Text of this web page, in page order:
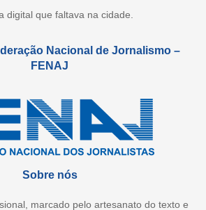
digital que faltava na cidade.
Nacional de Jornalismo –
FENAJ
Sobre nós
marcado pelo artesanato do texto e